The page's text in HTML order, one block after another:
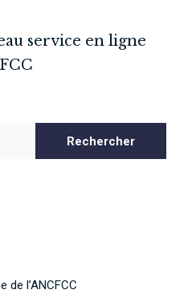
service en ligne
Rechercher
de l’ANCFCC